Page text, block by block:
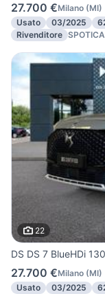
27.700 €Milano (MI)
Usato
03/2025
Rivenditore
22
DS DS 7 BlueHDi
27.700 €Milano (MI)
Usato
03/2025